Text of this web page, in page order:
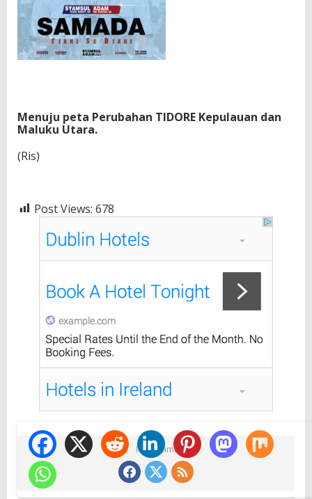
Menuju peta Perubahan TIDORE Kepulauan dan
Maluku Utara.
(Ris)
Post Views: 678
Ikuti Kami